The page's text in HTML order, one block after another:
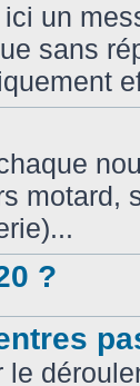
un
sans
motard,
?
le